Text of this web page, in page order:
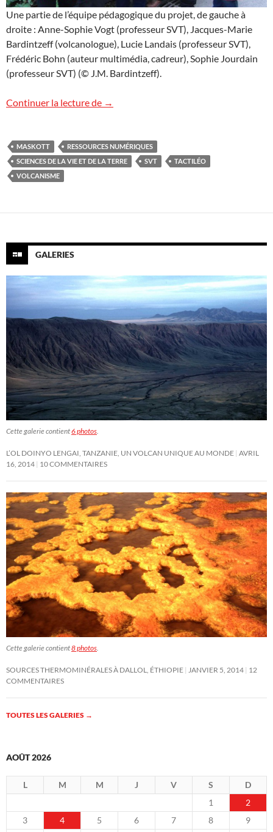
Une partie de l’équipe pédagogique du projet, de gauche à
droite : Anne-Sophie Vogt (professeur SVT), Jacques-Marie
Bardintzeff (volcanologue), Lucie Landais (professeur SVT),
Frédéric Bohn (auteur multimédia, cadreur), Sophie Jourdain
(professeur SVT) (© J.M. Bardintzeff).
Continuer la lecture de Ressources numériques en SVT
→
MASKOTT
RESSOURCES NUMÉRIQUES
SCIENCES DE LA VIE ET DE LA TERRE
SVT
TACTILÉO
VOLCANISME
GALERIES
Cette galerie contient6 photos.
L’OL DOINYO LENGAI, TANZANIE, UN VOLCAN UNIQUE AU MONDE AVRIL
16, 2014 10 COMMENTAIRES
Cette galerie contient8 photos.
SOURCES THERMOMINÉRALES À DALLOL, ÉTHIOPIE JANVIER 5, 2014 12
COMMENTAIRES
TOUTES LES GALERIES →
AOÛT 2026
L M M J V S
D
1
2
3
4 5 6 7 8 9